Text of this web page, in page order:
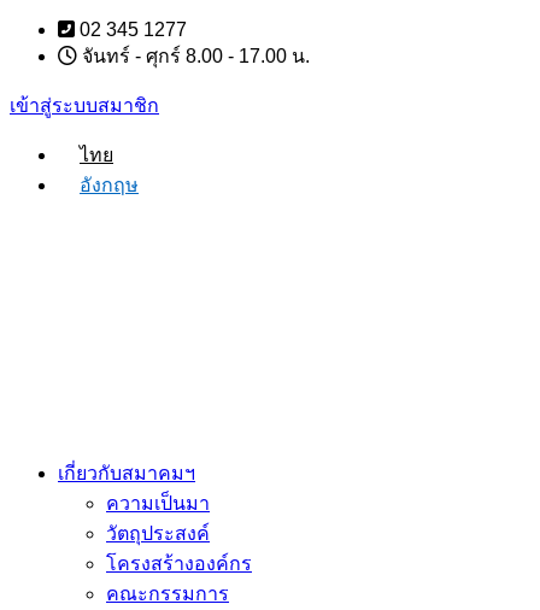
Skip
content
02 345 1277
จันทร์ - ศุกร์ 8.00 - 17.00 น.
เข้าสู่ระบบสมาชิก
ไทย
อังกฤษ
เกี่ยวกับสมาคมฯ
ความเป็นมา
วัตถุประสงค์
โครงสร้างองค์กร
คณะกรรมการ